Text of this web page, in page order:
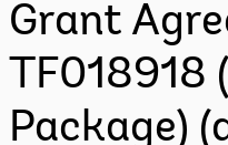
Grant
TF018918
Package)